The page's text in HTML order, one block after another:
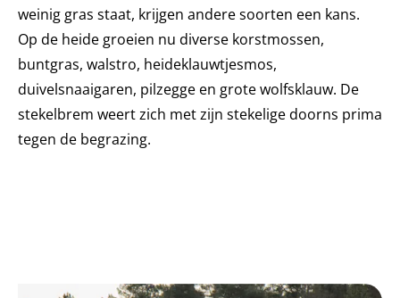
weinig gras staat, krijgen andere soorten een kans.
Op de heide groeien nu diverse korstmossen,
buntgras, walstro, heideklauwtjesmos,
duivelsnaaigaren, pilzegge en grote wolfsklauw. De
stekelbrem weert zich met zijn stekelige doorns prima
tegen de begrazing.